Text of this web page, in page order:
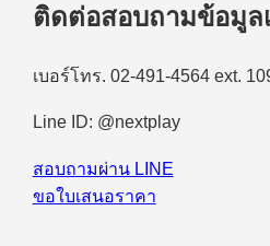
ติดต่อสอบถามข้อมูล
เบอร์โทร. 02-491-4564 ext.
Line ID: @nextplay
สอบถามผ่าน LINE
ขอใบเสนอราคา